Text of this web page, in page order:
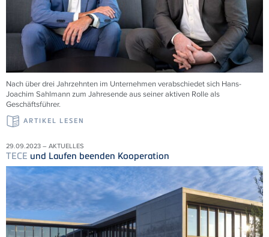
Nach über drei Jahrzehnten im Unternehmen verabschiedet sich Hans-
Joachim Sahlmann zum Jahresende aus seiner aktiven Rolle als
Geschäftsführer.
ARTIKEL LESEN
29.09.2023 – AKTUELLES
TECE und Laufen beenden Kooperation